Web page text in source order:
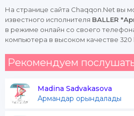
На странице сайта Chaqqon.Net вы
известного исполнителя BALLER
в режиме онлайн со своего
компьютера в высоком качестве 320
Рекомендуем
Madina Sadvakasova
Армандар орындалады